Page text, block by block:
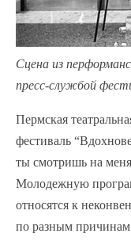
Сцена из
пресс-службой
Пермская
фестиваль
ты смотришь на
Молодежную
относятся к
по разным причинам